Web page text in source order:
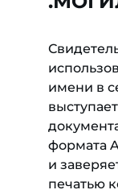
имени в
формата
и
печатью